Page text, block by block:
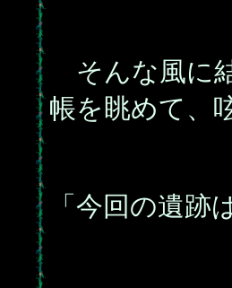
そんな風に
帳を眺めて、
「今回の遺